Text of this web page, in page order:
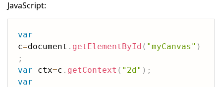
JavaScript:
var
c=document . getElementById ( "myCanvas" )
;
var ctx=c . getContext ( "2d" ) ;
var